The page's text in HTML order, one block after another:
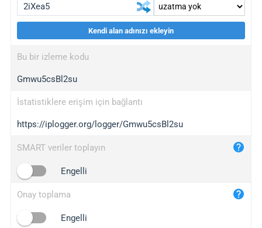
wl.gl
ed.tc
bc.ax
iplogger.com
maper.info
2no.co
yip.su
iplogger.info
Kendi alan adınızı ekleyin
Bu bir izleme kodu
Gmwu5csBl2su
İstatistiklere erişim için bağlantı
https://iplogger.org/logger/Gmwu5csBl2su
SMART veriler toplayın
Engelli
Onay toplama
Engelli